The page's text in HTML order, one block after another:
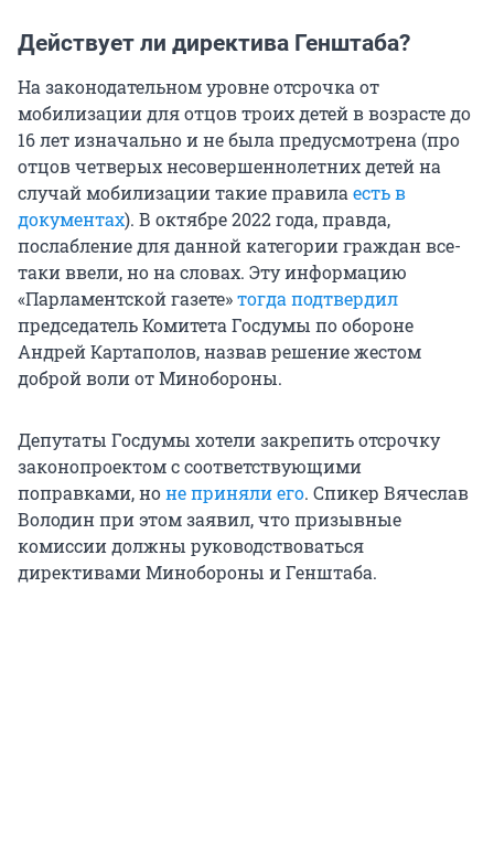
Действует ли директива Генштаба?
На законодательном уровне отсрочка от
мобилизации для отцов троих детей в возрасте до
16 лет изначально и не была предусмотрена (про
отцов четверых несовершеннолетних детей на
случай мобилизации такие правилаесть в
документах). В октябре 2022 года, правда,
послабление для данной категории граждан все-
таки ввели, но на словах. Эту информацию
«Парламентской газете»тогда подтвердил
председатель Комитета Госдумы по обороне
Андрей Картаполов, назвав решение жестом
доброй воли от Минобороны.
Депутаты Госдумы хотели закрепить отсрочку
законопроектом с соответствующими
поправками, ноне приняли его. Спикер Вячеслав
Володин при этом заявил, что призывные
комиссии должны руководствоваться
директивами Минобороны и Генштаба.